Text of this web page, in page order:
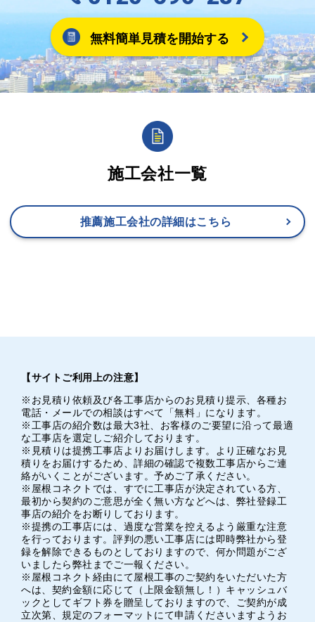
無料簡単見積を開始する
施工会社一覧
推薦施工会社の詳細はこちら
【サイトご利用上の注意】
※お見積り依頼及び各工事店からのお見積り提示、各種お
電話・メールでの相談はすべて「無料」になります。
※工事店の紹介数は最大3社、お客様のご要望に沿って最適
な工事店を選定しご紹介しております。
※見積りは提携工事店よりお届けします。より正確なお見
積りをお届けするため、詳細の確認で複数工事店からご連
絡がいくことがございます。予めご了承ください。
※屋根コネクトでは、すでに工事店が決定されている方、
最初から契約のご意思が全く無い方などへは、弊社登録工
事店の紹介をお断りしております。
※提携の工事店には、過度な営業を控えるよう厳重な注意
を行っております。評判の悪い工事店には即時弊社から登
録を解除できるものとしておりますので、何か問題がござ
いましたら弊社までご一報ください。
※屋根コネクト経由にて屋根工事のご契約をいただいた方
へは、契約金額に応じて（上限金額無し！）キャッシュバ
ックとしてギフト券を贈呈しておりますので、ご契約が成
立次第、規定のフォーマットにて申請くださいますようお